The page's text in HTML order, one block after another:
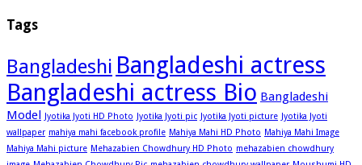
Tags
Bangladeshi Bangladeshi actress
Bangladeshi actress Bio Bangladeshi
Model Jyotika Jyoti HD Photo Jyotika Jyoti pic Jyotika Jyoti picture Jyotika Jyoti
wallpaper mahiya mahi facebook profile Mahiya Mahi HD Photo Mahiya Mahi Image
Mahiya Mahi picture Mehazabien Chowdhury HD Photo mehazabien chowdhury